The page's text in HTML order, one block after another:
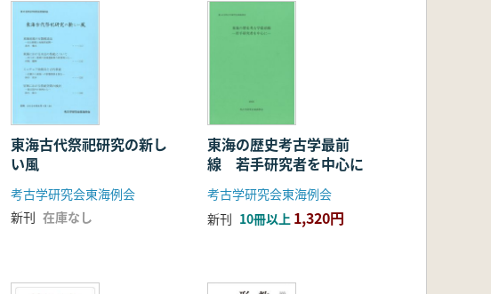
東海古代祭祀研究の新し
い風
考古学研究会東海例会
新刊 在庫なし
東海の歴史考古学最前
線 若手研究者を中心に
考古学研究会東海例会
新刊 10冊以上 1,320円